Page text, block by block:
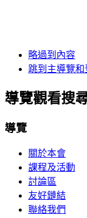
略過到內容
跳到主導覽和
導覽觀看搜
導覽
關於本會
課程及活動
討論區
友好鏈結
聯絡我們